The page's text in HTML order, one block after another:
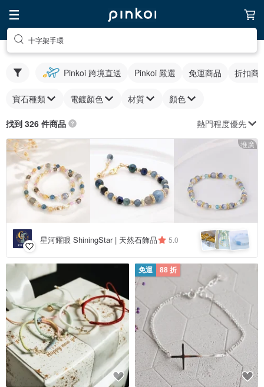
十字架手環
Pinkoi 跨境直送 Pinkoi 嚴選 免運商品 折扣商
寶石種類 電鍍顏色 材質 顏色
找到 326 件商品 熱門程度優先
推廣
星河耀眼 ShiningStar | 天然石飾品 5.0
免運 88 折